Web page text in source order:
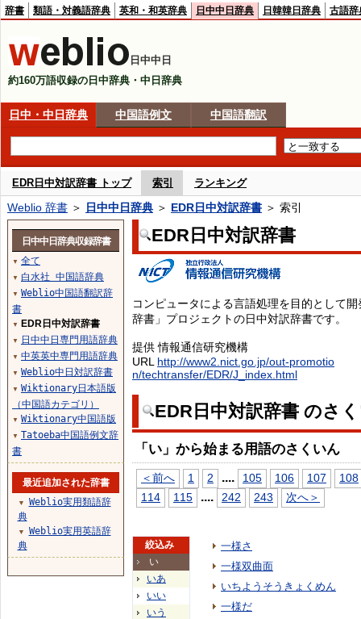
辞書 類語・対義語辞典 英和・和英辞典 日中中日辞典 日韓韓日辞典 古語辞
日中中日
約160万語収録の日中辞典・中日辞典
日中・中日辞典 中国語例文 中国語翻訳
EDR日中対訳辞書 トップ 索引 ランキング
Weblio 辞書 ＞ 日中中日辞典 ＞ EDR日中対訳辞書 ＞ 索引
EDR日中対訳辞書
コンピュータによる言語処理を目的として
辞書」プロジェクトの日中対訳辞書です。
提供 情報通信研究機構
URL http://www2.nict.go.jp/out-promotio
n/techtransfer/EDR/J_index.html
EDR日中対訳辞書 のさ
「い」から始まる用語のさくいん
＜前へ 1 2 .... 105 106 107
108
114
115 .... 242 243 次へ＞
絞込み
い
いあ
いい
いう
一様さ
一様双曲面
いちようそうきょくめん
一様だ
日中中日辞典収録辞書
▼ 全て
▼ 白水社 中国語辞典
▼ Weblio中国語翻訳辞
書
▼ EDR日中対訳辞書
▼ 日中中日専門用語辞典
▼ 中英英中専門用語辞典
▼ Weblio中日対訳辞書
▼ Wiktionary日本語版
（中国語カテゴリ）
▼ Wiktionary中国語版
▼ Tatoeba中国語例文辞
書
最近追加された辞書
▼
Weblio実用類語辞
典
▼
Weblio実用英語辞
典